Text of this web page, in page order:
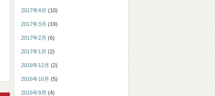
2017年4月 (10)
2017年3月 (19)
2017年2月 (6)
2017年1月 (2)
2016年12月 (2)
2016年10月 (5)
2016年9月 (4)